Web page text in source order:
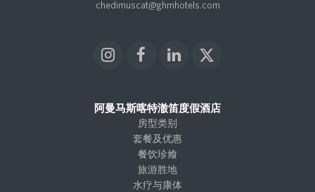
chedimuscat@ghmhotels.com
I
t
F
e
b
o
o
k
L
k
e
d
I
n
X
i
阿曼马斯喀特澈笛度假酒店
房型类别
套餐及优惠
餐饮珍飨
旅游胜地
水疗与康体